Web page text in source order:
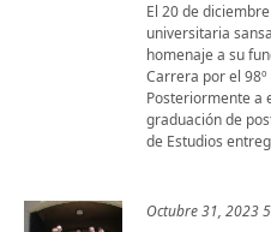
El 20 de
universitaria
homenaje a su
Carrera por el
Posteriormente a
graduación de
de Estudios
Octubre 31, 2023